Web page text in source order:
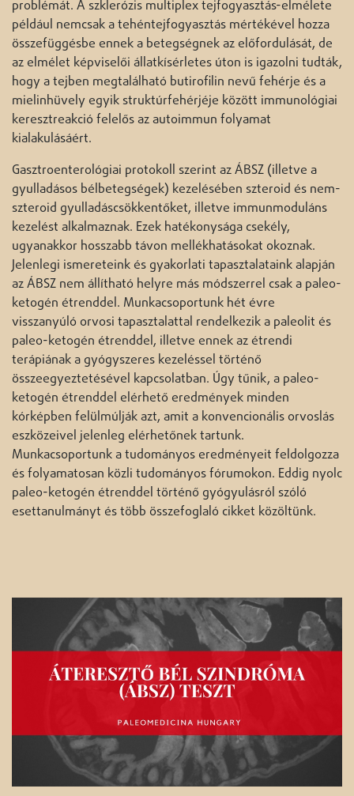
problémát. A szklerózis multiplex tejfogyasztás-elmélete
például nemcsak a tehéntejfogyasztás mértékével hozza
összefüggésbe ennek a betegségnek az előfordulását, de
az elmélet képviselői állatkísérletes úton is igazolni tudták,
hogy a tejben megtalálható butirofilin nevű fehérje és a
mielinhüvely egyik struktúrfehérjéje között immunológiai
keresztreakció felelős az autoimmun folyamat
kialakulásáért.
Gasztroenterológiai protokoll szerint az ÁBSZ (illetve a
gyulladásos bélbetegségek) kezelésében szteroid és nem-
szteroid gyulladáscsökkentőket, illetve immunmoduláns
kezelést alkalmaznak. Ezek hatékonysága csekély,
ugyanakkor hosszabb távon mellékhatásokat okoznak.
Jelenlegi ismereteink és gyakorlati tapasztalataink alapján
az ÁBSZ nem állítható helyre más módszerrel csak a paleo-
ketogén étrenddel. Munkacsoportunk hét évre
visszanyúló orvosi tapasztalattal rendelkezik a paleolit és
paleo-ketogén étrenddel, illetve ennek az étrendi
terápiának a gyógyszeres kezeléssel történő
összeegyeztetésével kapcsolatban. Úgy tűnik, a paleo-
ketogén étrenddel elérhető eredmények minden
kórképben felülmúlják azt, amit a konvencionális orvoslás
eszközeivel jelenleg elérhetőnek tartunk.
Munkacsoportunk a tudományos eredményeit feldolgozza
és folyamatosan közli tudományos fórumokon. Eddig nyolc
paleo-ketogén étrenddel történő gyógyulásról szóló
esettanulmányt és több összefoglaló cikket közöltünk.